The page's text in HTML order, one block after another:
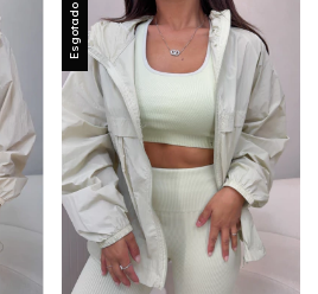
Esgotado